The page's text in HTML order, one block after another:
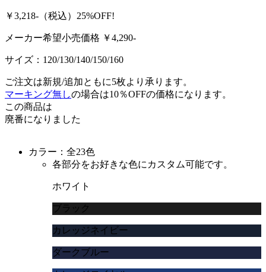
￥3,218- （税込） 25%OFF!
メーカー希望小売価格 ￥4,290-
サイズ： 120/130/140/150/160
ご注文は新規/追加ともに5枚より承ります。
マーキング無しの場合は10％OFFの価格になります。
この商品は
廃番になりました
カラー：全23色
各部分をお好きな色にカスタム可能です。
ホワイト
ブラック
カレッジネイビー
ダークブルー